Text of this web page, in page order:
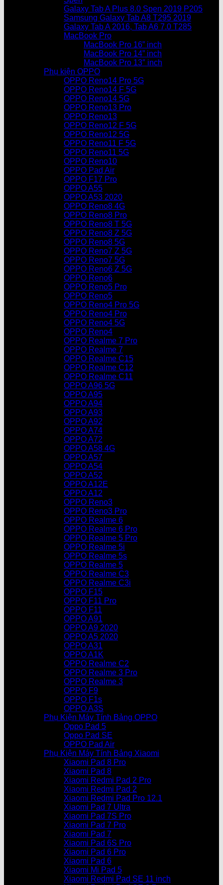
Galaxy Tab A Plus 8.0 Spen 2019 P205
Samsung Galaxy Tab A8 T295 2019
Galaxy Tab A 2016, Tab A6 7.0 T285
MacBook Pro
MacBook Pro 16” inch
MacBook Pro 14” inch
MacBook Pro 13″ inch
Phụ kiện OPPO
OPPO Reno14 Pro 5G
OPPO Reno14 F 5G
OPPO Reno14 5G
OPPO Reno13 Pro
OPPO Reno13
OPPO Reno12 F 5G
OPPO Reno12 5G
OPPO Reno11 F 5G
OPPO Reno11 5G
OPPO Reno10
OPPO Pad Air
OPPO F17 Pro
OPPO A55
OPPO A53 2020
OPPO Reno8 4G
OPPO Reno8 Pro
OPPO Reno8 T 5G
OPPO Reno8 Z 5G
OPPO Reno8 5G
OPPO Reno7 Z 5G
OPPO Reno7 5G
OPPO Reno6 Z 5G
OPPO Reno6
OPPO Reno5 Pro
OPPO Reno5
OPPO Reno4 Pro 5G
OPPO Reno4 Pro
OPPO Reno4 5G
OPPO Reno4
OPPO Realme 7 Pro
OPPO Realme 7
OPPO Realme C15
OPPO Realme C12
OPPO Realme C11
OPPO A96 5G
OPPO A95
OPPO A94
OPPO A93
OPPO A92
OPPO A74
OPPO A72
OPPO A58 4G
OPPO A57
OPPO A54
OPPO A52
OPPO A12E
OPPO A12
OPPO Reno3
OPPO Reno3 Pro
OPPO Realme 6
OPPO Realme 6 Pro
OPPO Realme 5 Pro
OPPO Realme 5i
OPPO Realme 5s
OPPO Realme 5
OPPO Realme C3
OPPO Realme C3i
OPPO F15
OPPO F11 Pro
OPPO F11
OPPO A91
OPPO A9 2020
OPPO A5 2020
OPPO A31
OPPO A1K
OPPO Realme C2
OPPO Realme 3 Pro
OPPO Realme 3
OPPO F9
OPPO F1s
OPPO A3S
Phụ Kiện Máy Tính Bảng OPPO
Oppo Pad 5
Oppo Pad SE
OPPO Pad Air
Phụ Kiện Máy Tính Bảng Xiaomi
Xiaomi Pad 8 Pro
Xiaomi Pad 8
Xiaomi Redmi Pad 2 Pro
Xiaomi Redmi Pad 2
Xiaomi Redmi Pad Pro 12.1
Xiaomi Pad 7 Ultra
Xiaomi Pad 7S Pro
Xiaomi Pad 7 Pro
Xiaomi Pad 7
Xiaomi Pad 6S Pro
Xiaomi Pad 6 Pro
Xiaomi Pad 6
Xiaomi Mi Pad 5
Xiaomi Redmi Pad SE 11 inch